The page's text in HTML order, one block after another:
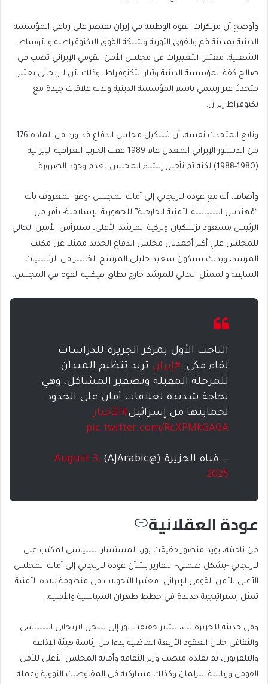
وأوضح أن مرتكزات القوة الوطنية في إيران تقتصر على رباعي المؤسسة
الدينية بمدينة قم والقوى الثورية وشبكة القوى التكنوقراطية والأوساط
الشعبية، معتبرا التغييرات في مجلس الأمن القومي الإيراني تصب في
صالح كفة المؤسسة الدينية وتيار التكنوقراط، وذلك لأن لاريجاني يعتبر
متحدثا غير رسمي باسم المؤسسة الدينية ولديه علاقات جيدة مع
تكنوقراط إيران.
وتابع المتحدث نفسه، أن تشكيل مجلس الدفاع قد ورد في المادة 176
من الدستور الإيراني المعدل عام 1989 عقب الحرب العراقية الإيرانية
(1980-1988) لكنه تم تأجيل إنشاء المجلس لعدم وجود الضرورة.
وأضاف، أنه مع عودة لاريجاني إلى أمانة المجلس -وهو المعروف بأنه
“مُهندس السياسة الأمنية الخارجية” للجهورية الإسلامية- بأمر من
الرئيس مسعود بزشكيان وتزكية المرشد الأعلى، سيترأس الأمين الحالي
للمجلس علي أكبر أحمديان مجلس الدفاع الجديد ممثلا عن مكتب
المرشد، وبذلك سيكون سعيد جليلي المرشح الخاسر في الرئاسيات
السابقة والممثل الحالي للمرشد خارج نطاق هيكلية القوة في المجلس.
الباحث الأول بمركز الجزيرة للدراسات
لقاء مكي: #إيران تريد تنظيم الميدان
للمرحلة المقبلة وتصفير المشاكل، وهي
بحاجة شديدة لعلاقات أمان على الحدود
لحمايتها من إسرائيل#الأخبار
pic.twitter.com/RcXPMkGAGA
— قناة الجزيرة (@AJArabic)
August 3,
2025
عودة العقلانية
من ناحيته، يؤيد منصور حقيقت بور، المستشار السياسي لمكتب علي
لاريجاني -بشكل ضمني- التقارير بشأن عودة لاريجاني إلى أمانة المجلس
الأعلى للأمن القومي الإيراني، معتبرا التحولات في منظومة بلاده الأمنية
تمثل إستراتيجية جديدة في خطط طهران السياسية والأمنية.
وفي حديثه للجزيرة نت، يشير حقيقت بور إلى سجل لاريجاني السياسي
والثقافي خلال العقود الأربعة الماضية بدءا من رئاسة هيئة الإذاعة
والتلفزيون، ثم تقلده منصب وزير الثقافة وأمانه المجلس الأعلى للأمن
القومي ورئاسة البرلمان وكذلك مشاركته في المفاوضات النووية وعمله